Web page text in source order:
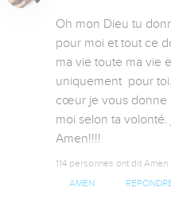
Oh mon Dieu tu
pour moi et tout ce
ma vie toute ma vie
uniquement  pour
cœur je vous donne
moi selon ta volonté.
Amen!!!!
114 personnes ont dit Amen
AMEN